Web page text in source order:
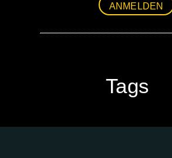
ANMELDEN
Tags